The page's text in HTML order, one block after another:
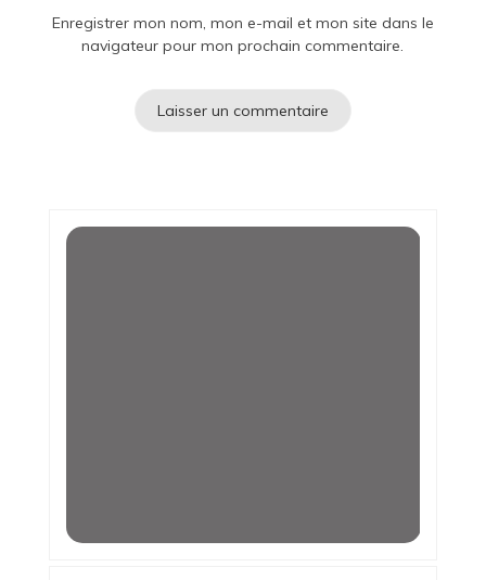
Enregistrer mon nom, mon e-mail et mon site dans le
navigateur pour mon prochain commentaire.